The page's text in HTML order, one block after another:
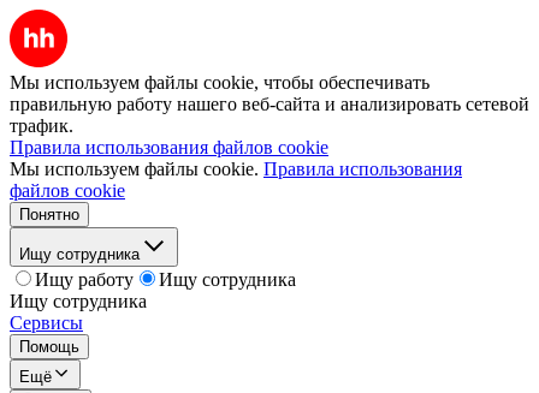
Мы используем файлы cookie, чтобы обеспечивать
правильную работу нашего веб-сайта и анализировать сетевой
трафик.
Правила использования файлов cookie
Мы используем файлы cookie. Правила использования
файлов cookie
Понятно
Ищу сотрудника
Ищу работу
Ищу сотрудника
Ищу сотрудника
Сервисы
Помощь
Ещё